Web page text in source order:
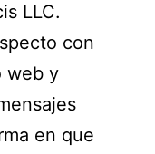
LLC.
con
web y
en que